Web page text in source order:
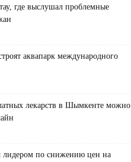
где выслушал проблемные
аквапарк международного
лекарств в Шымкенте можно
лидером по снижению цен на